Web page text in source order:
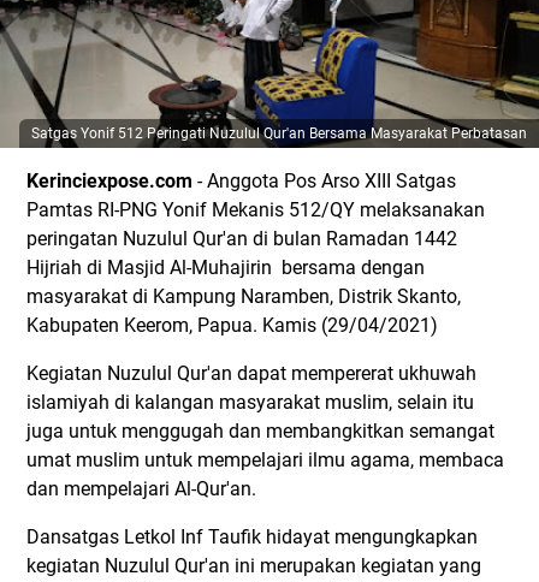
Satgas Yonif 512 Peringati Nuzulul Qur'an Bersama Masyarakat Perbatasan
Kerinciexpose.com - Anggota Pos Arso XIII Satgas
Pamtas RI-PNG Yonif Mekanis 512/QY melaksanakan
peringatan Nuzulul Qur'an di bulan Ramadan 1442
Hijriah di Masjid Al-Muhajirin bersama dengan
masyarakat di Kampung Naramben, Distrik Skanto,
Kabupaten Keerom, Papua. Kamis (29/04/2021)
Kegiatan Nuzulul Qur'an dapat mempererat ukhuwah
islamiyah di kalangan masyarakat muslim, selain itu
juga untuk menggugah dan membangkitkan semangat
umat muslim untuk mempelajari ilmu agama, membaca
dan mempelajari Al-Qur'an.
Dansatgas Letkol Inf Taufik hidayat mengungkapkan
kegiatan Nuzulul Qur'an ini merupakan kegiatan yang